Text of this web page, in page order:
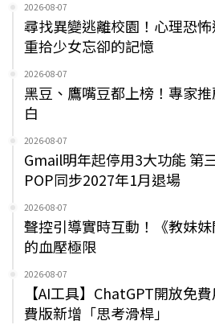
2026-08-07
尋找異變逃離校園！心理恐怖
重拾少女忘卻的記憶
2026-08-07
黑豆、鷹嘴豆都上榜！專家
白
2026-08-07
Gmail明年起停用3大功能 第
POP同步2027年1月退場
2026-08-07
聲控引導實時互動！《教妹
的血壓極限
2026-08-07
【AI工具】ChatGPT開放免
費版新增「思考滑桿」